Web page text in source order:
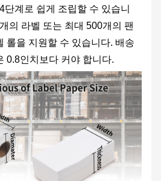
단계로 쉽게 조립할 수 있습니
의 라벨 또는 최대 500개의 팬
롤을 지원할 수 있습니다. 배송
0.8인치보다 커야 합니다.